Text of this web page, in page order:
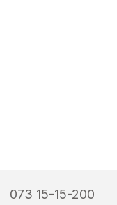
073 15-15-200